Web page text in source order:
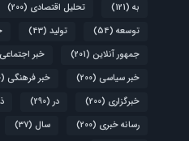
به (121) تحلیل اقتصادی (200)
توسعه (54) تولید (43)
جمهور آنلاین (201) خبر اجتماعی
خبر سیاسی (200) خبر فرهنگی (200)
خبرگزاری (200) در (290)
رسانه خبری (200) سال (37)